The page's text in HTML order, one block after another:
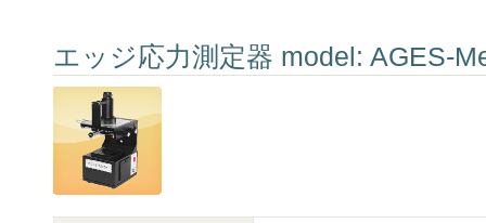
エッジ応力測定器 model: AGES-